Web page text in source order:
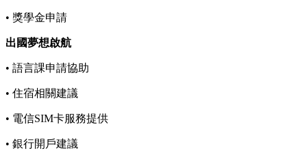
• 獎學金申請
出國夢想啟航
• 語言課申請協助
• 住宿相關建議
• 電信SIM卡服務提供
• 銀行開戶建議